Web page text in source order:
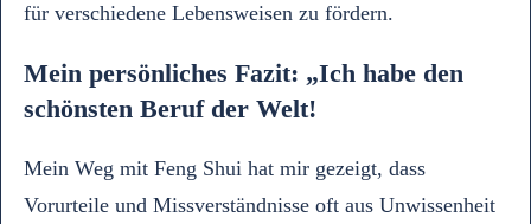
für verschiedene Lebensweisen zu fördern.
Mein persönliches Fazit: „Ich habe den
schönsten Beruf der Welt!
Mein Weg mit Feng Shui hat mir gezeigt, dass
Vorurteile und Missverständnisse oft aus Unwissenheit